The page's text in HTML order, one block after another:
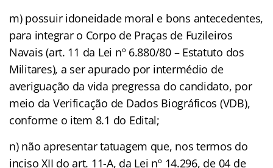
m) possuir idoneidade moral e bons antecedentes,
para integrar o Corpo de Praças de Fuzileiros
Navais (art. 11 da Lei nº 6.880/80 – Estatuto dos
Militares), a ser apurado por intermédio de
averiguação da vida pregressa do candidato, por
meio da Verificação de Dados Biográficos (VDB),
conforme o item 8.1 do Edital;
n) não apresentar tatuagem que, nos termos do
inciso XII do art. 11-A, da Lei nº 14.296, de 04 de